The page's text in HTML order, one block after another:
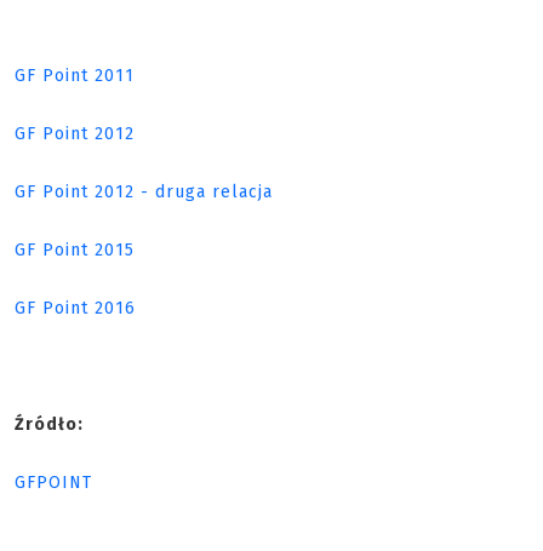
GF Point 2011
GF Point 2012
GF Point 2012 - druga relacja
GF Point 2015
GF Point 2016
Źródło:
GFPOINT